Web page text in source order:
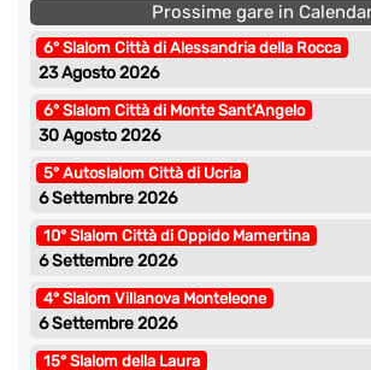
Prossime gare in
6° Slalom Città di Alessandria della Rocca
23 Agosto 2026
6° Slalom Città di Monte Sant’Angelo
30 Agosto 2026
5° Autoslalom Città di Ucria
6 Settembre 2026
10° Slalom Città di Oppido Mamertina
6 Settembre 2026
4° Slalom Villanova Monteleone
6 Settembre 2026
15° Slalom della Laura